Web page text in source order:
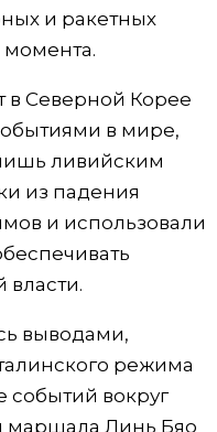
и ракетных
в Северной Корее
в мире,
ливийским
из падения
и использовали
власти.
выводами,
режима
событий вокруг
маршала Линь Бяо